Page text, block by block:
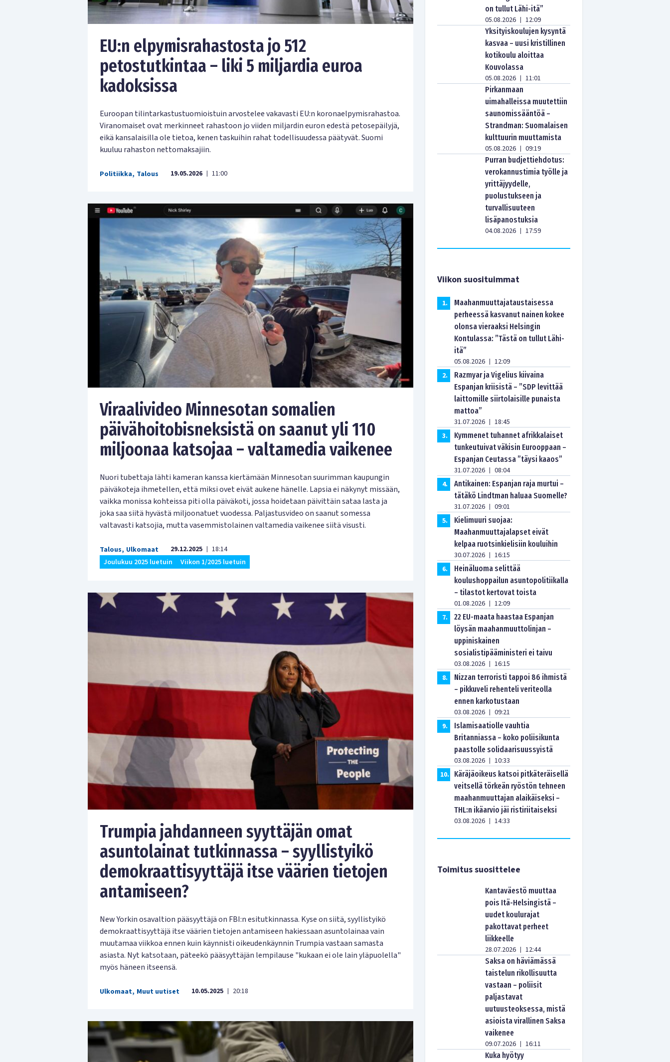
EU:n elpymisrahastosta jo 512
petostutkintaa – liki 5 miljardia euroa
kadoksissa
Euroopan tilintarkastustuomioistuin arvostelee vakavasti EU:n koronaelpymisrahastoa.
Viranomaiset ovat merkinneet rahastoon jo viiden miljardin euron edestä petosepäilyjä,
eikä kansalaisilla ole tietoa, kenen taskuihin rahat todellisuudessa päätyvät. Suomi
kuuluu rahaston nettomaksajiin.
Politiikka, Talous 19.05.2026 | 11:00
Viraalivideo Minnesotan somalien
päivähoitobisneksistä on saanut yli 110
miljoonaa katsojaa – valtamedia vaikenee
Nuori tubettaja lähti kameran kanssa kiertämään Minnesotan suurimman kaupungin
päiväkoteja ihmetellen, että miksi ovet eivät aukene hänelle. Lapsia ei näkynyt missään,
vaikka monissa kohteissa piti olla päiväkoti, jossa hoidetaan päivittäin sataa lasta ja
joka saa siitä hyvästä miljoonatuet vuodessa. Paljastusvideo on saanut somessa
valtavasti katsojia, mutta vasemmistolainen valtamedia vaikenee siitä visusti.
Talous, Ulkomaat 29.12.2025 | 18:14
Joulukuu 2025 luetuin Viikon 1/2025 luetuin
Trumpia jahdanneen syyttäjän omat
asuntolainat tutkinnassa – syyllistyikö
demokraattisyyttäjä itse väärien tietojen
antamiseen?
New Yorkin osavaltion pääsyyttäjä on FBI:n esitutkinnassa. Kyse on siitä, syyllistyikö
demokraattisyyttäjä itse väärien tietojen antamiseen hakiessaan asuntolainaa vain
muutamaa viikkoa ennen kuin käynnisti oikeudenkäynnin Trumpia vastaan samasta
asiasta. Nyt katsotaan, päteekö pääsyyttäjän lempilause "kukaan ei ole lain yläpuolella"
myös häneen itseensä.
Ulkomaat, Muut uutiset 10.05.2025 | 20:18
on tullut Lähi-itä”
05.08.2026 | 12:09
Yksityiskoulujen kysyntä
kasvaa – uusi kristillinen
kotikoulu aloittaa
Kouvolassa
05.08.2026 | 11:01
Pirkanmaan
uimahalleissa muutettiin
saunomissääntöä –
Strandman: Suomalaisen
kulttuurin muuttamista
05.08.2026 | 09:19
Purran budjettiehdotus:
verokannustimia työlle ja
yrittäjyydelle,
puolustukseen ja
turvallisuuteen
lisäpanostuksia
04.08.2026 | 17:59
Viikon suosituimmat
1.
Maahanmuuttajataustaisessa
perheessä kasvanut nainen kokee
olonsa vieraaksi Helsingin
Kontulassa: ”Tästä on tullut Lähi-
itä”
05.08.2026 | 12:09
2.
Razmyar ja Vigelius kiivaina
Espanjan kriisistä – ”SDP levittää
laittomille siirtolaisille punaista
mattoa”
31.07.2026 | 18:45
3.
Kymmenet tuhannet afrikkalaiset
tunkeutuivat väkisin Eurooppaan –
Espanjan Ceutassa ”täysi kaaos”
31.07.2026 | 08:04
4.
Antikainen: Espanjan raja murtui –
tätäkö Lindtman haluaa Suomelle?
31.07.2026 | 09:01
5.
Kielimuuri suojaa:
Maahanmuuttajalapset eivät
kelpaa ruotsinkielisiin kouluihin
30.07.2026 | 16:15
6.
Heinäluoma selittää
koulushoppailun asuntopolitiikalla
– tilastot kertovat toista
01.08.2026 | 12:09
7.
22 EU-maata haastaa Espanjan
löysän maahanmuuttolinjan –
uppiniskainen
sosialistipääministeri ei taivu
03.08.2026 | 16:15
8.
Nizzan terroristi tappoi 86 ihmistä
– pikkuveli rehenteli veriteolla
ennen karkotustaan
03.08.2026 | 09:21
9.
Islamisaatiolle vauhtia
Britanniassa – koko poliisikunta
paastolle solidaarisuussyistä
03.08.2026 | 10:33
10.
Käräjäoikeus katsoi pitkäteräisellä
veitsellä törkeän ryöstön tehneen
maahanmuuttajan alaikäiseksi –
THL:n ikäarvio jäi ristiriitaiseksi
03.08.2026 | 14:33
Toimitus suosittelee
Kantaväestö muuttaa
pois Itä-Helsingistä –
uudet koulurajat
pakottavat perheet
liikkeelle
28.07.2026 | 12:44
Saksa on häviämässä
taistelun rikollisuutta
vastaan – poliisit
paljastavat
uutuusteoksessa, mistä
asioista virallinen Saksa
vaikenee
09.07.2026 | 16:11
Kuka hyötyy